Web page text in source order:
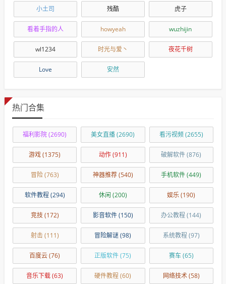
小土司 残酷 虎子
看着手指的人 howyeah wuzhijin
wl1234 时光与爱丶 夜花千树
Love 安然
热门合集
福利影院(2690) 美女直播(2690) 看污视频(2655)
游戏(1375) 动作(911) 破解软件(876)
冒险(763) 神器推荐(540) 手机软件(449)
软件教程(294) 休闲 (200) 娱乐(190)
竞技(172) 影音软件(150) 办公教程(144)
射击(111) 冒险解谜(98) 系统教程(97)
百度云(76) 正版软件(75) 赛车(65)
音乐下载(63) 硬件教程(60) 网络技术(58)